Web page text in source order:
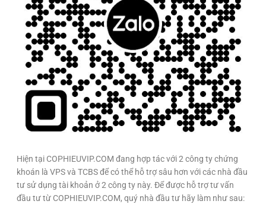
Hiện tại COPHIEUVIP.COM đang hợp tác với 2 công ty chứng
khoán là VPS và TCBS để có thể hỗ trợ sâu hơn với các nhà đầu
tư sử dụng tài khoản ở 2 công ty này. Để được hỗ trợ tư vấn
đầu tư từ COPHIEUVIP.COM, quý nhà đầu tư hãy làm như sau: